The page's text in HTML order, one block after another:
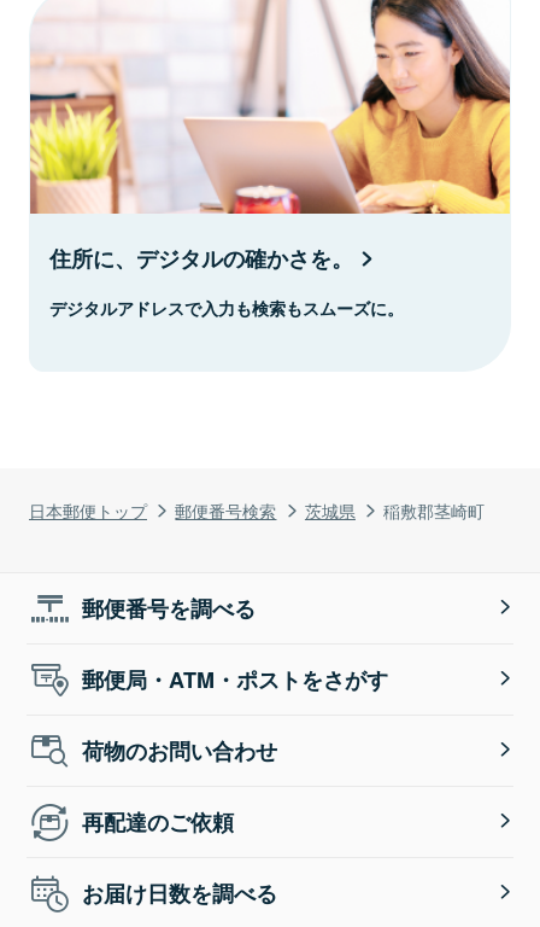
日本郵便トップ 郵便番号検索 茨城県 稲敷郡茎崎町
住所に、デジタルの確かさを。
デジタルアドレスで入力も検索もスムーズに。
郵便番号を調べる
郵便局・ATM・ポストをさがす
荷物のお問い合わせ
再配達のご依頼
お届け日数を調べる